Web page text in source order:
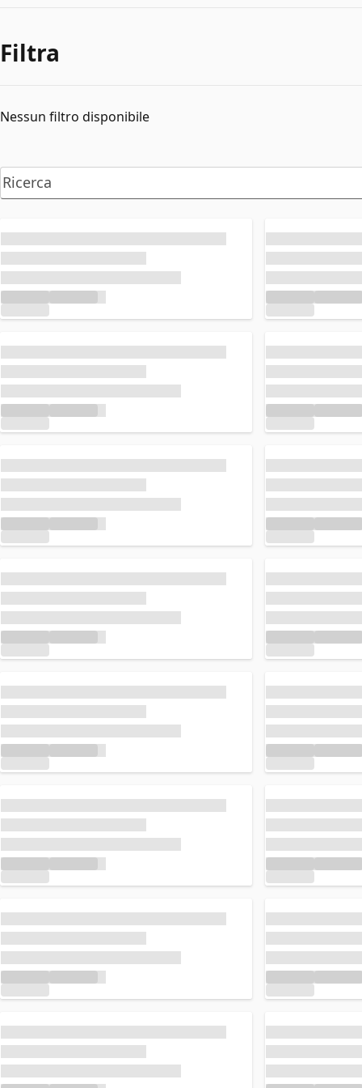
Filtra
Nessun filtro disponibile
Caricamento in corso... Caricamento
Caricamento in corso... Caricamento
Caricamento in corso... Caricamento
Caricamento in corso... Caricamento
Caricamento in corso... Caricamento
Caricamento in corso... Caricamento
Caricamento in corso... Caricamento
Caricamento in corso... Caricamento